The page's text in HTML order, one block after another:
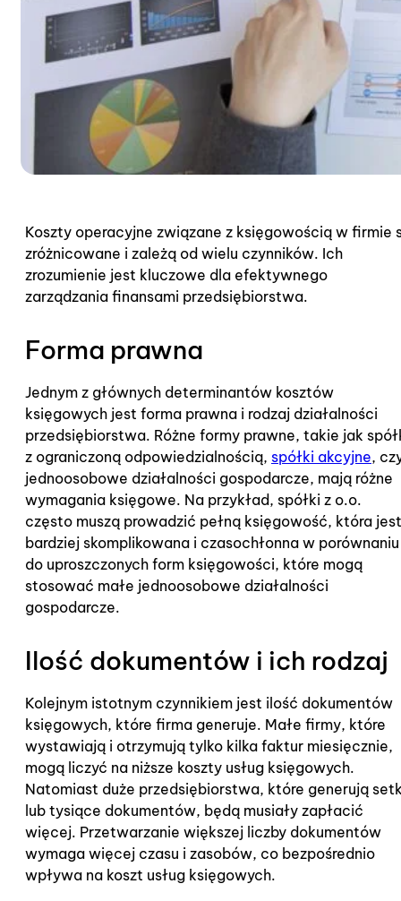
Koszty operacyjne związane z księgowością w firmie
zróżnicowane i zależą od wielu czynników. Ich
zrozumienie jest kluczowe dla efektywnego
zarządzania finansami przedsiębiorstwa.
Forma prawna
Jednym z głównych determinantów kosztów
księgowych jest forma prawna i rodzaj działalności
przedsiębiorstwa. Różne formy prawne, takie jak
z ograniczoną odpowiedzialnością, spółki akcyjne,
jednoosobowe działalności gospodarcze, mają różne
wymagania księgowe. Na przykład, spółki z o.o.
często muszą prowadzić pełną księgowość, która jest
bardziej skomplikowana i czasochłonna w porównaniu
do uproszczonych form księgowości, które mogą
stosować małe jednoosobowe działalności
gospodarcze.
Ilość dokumentów i ich rodzaj
Kolejnym istotnym czynnikiem jest ilość dokumentów
księgowych, które firma generuje. Małe firmy, które
wystawiają i otrzymują tylko kilka faktur miesięcznie,
mogą liczyć na niższe koszty usług księgowych.
Natomiast duże przedsiębiorstwa, które generują
lub tysiące dokumentów, będą musiały zapłacić
więcej. Przetwarzanie większej liczby dokumentów
wymaga więcej czasu i zasobów, co bezpośrednio
wpływa na koszt usług księgowych.